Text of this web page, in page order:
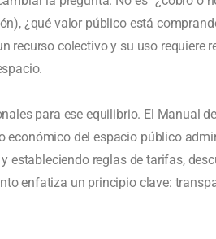
¿qué valor público está
recurso colectivo y su uso requiere
para ese equilibrio. El Manual
económico del espacio público
estableciendo reglas de tarifas,
enfatiza un principio clave: